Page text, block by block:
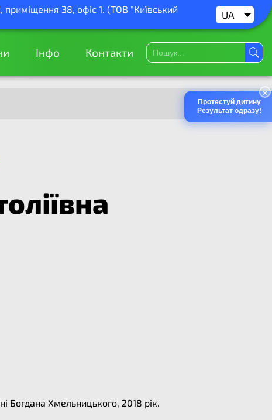
приміщення 38, офіс 1. (ТОВ "Київський
UA
RU
Інфо Контакти
Богдана Хмельницького, 2018 рік.
×
Протестуй дитину
Результат одразу!